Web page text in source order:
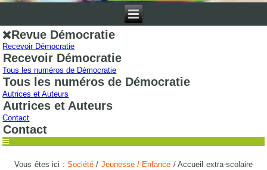
Revue Démocratie
Recevoir Démocratie
Recevoir Démocratie
Tous les numéros de Démocratie
Tous les numéros de Démocratie
Autrices et Auteurs
Autrices et Auteurs
Contact
Contact
Vous êtes ici : Société/ Jeunesse / Enfance /Accueil extra-scolaire